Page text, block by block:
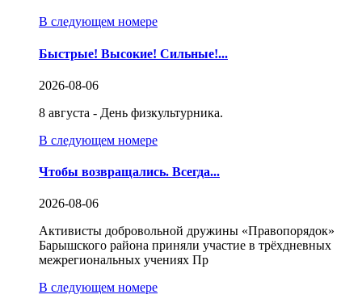
В следующем номере
Быстрые! Высокие! Сильные!...
2026-08-06
8 августа - День физкультурника.
В следующем номере
Чтобы возвращались. Всегда...
2026-08-06
Активисты добровольной дружины «Правопорядок»
Барышского района приняли участие в трёхдневных
межрегиональных учениях Пр
В следующем номере